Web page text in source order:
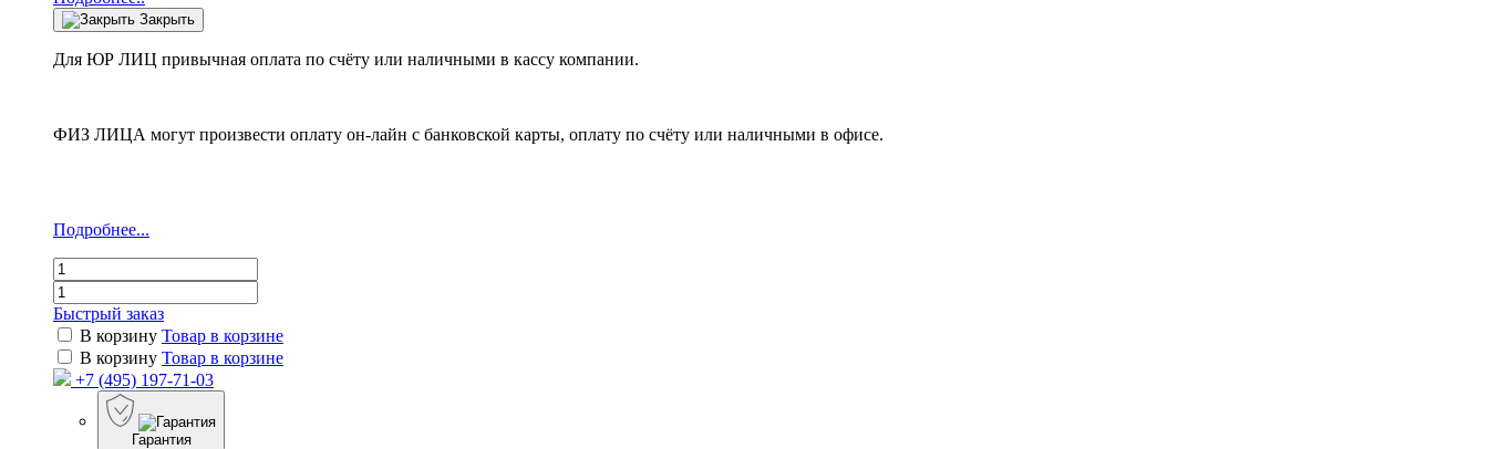
Закрыть
Для ЮР ЛИЦ привычная оплата по счёту или наличными в кассу компании.
ФИЗ ЛИЦА могут произвести оплату он-лайн с банковской карты, оплату по счёту или наличными в офисе.
Подробнее...
Быстрый заказ
В корзину Товар в корзине
В корзину Товар в корзине
+7 (495) 197-71-03
Гарантия